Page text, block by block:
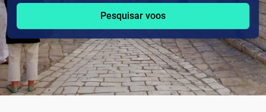
Pesquisar voos